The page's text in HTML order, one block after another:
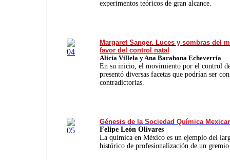
experimentos teóricos de gran alcance.
Margaret Sanger. Luces y sombras del
favor del control natal
Alicia Villela y Ana Barahona Echeverría
En su inicio, el movimien­to por el control
presentó diversas facetas que podrían ser
contradictorias.
Génesis de la Sociedad Química
Felipe León Olivares
La química en México es un ejemplo del
histórico de profesionalización de un